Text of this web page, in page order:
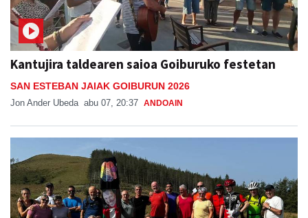
Kantujira taldearen saioa Goiburuko festetan
SAN ESTEBAN JAIAK GOIBURUN 2026
Jon Ander Ubeda abu 07, 20:37 ANDOAIN